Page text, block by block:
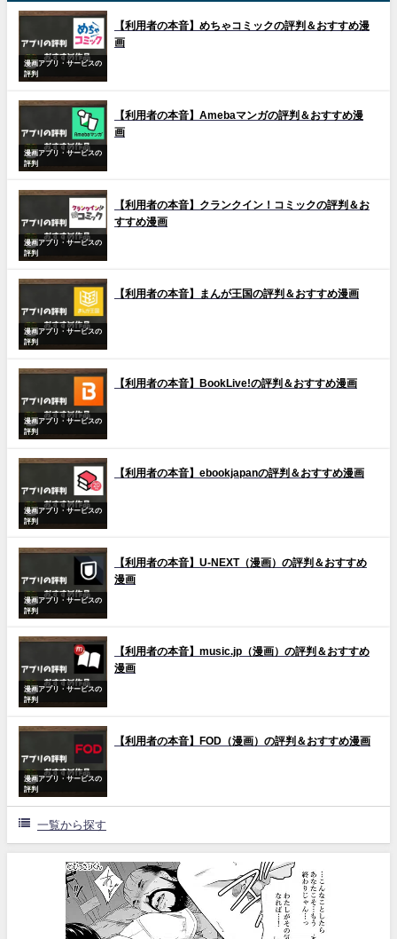
漫画アプリ・サービスの
評判
【利用者の本音】めちゃコミックの評判＆おすすめ漫
画
漫画アプリ・サービスの
評判
【利用者の本音】Amebaマンガの評判＆おすすめ漫
画
漫画アプリ・サービスの
評判
【利用者の本音】クランクイン！コミックの評判＆お
すすめ漫画
漫画アプリ・サービスの
評判
【利用者の本音】まんが王国の評判＆おすすめ漫画
漫画アプリ・サービスの
評判
【利用者の本音】BookLive!の評判＆おすすめ漫画
漫画アプリ・サービスの
評判
【利用者の本音】ebookjapanの評判＆おすすめ漫画
漫画アプリ・サービスの
評判
【利用者の本音】U-NEXT（漫画）の評判＆おすすめ
漫画
漫画アプリ・サービスの
評判
【利用者の本音】music.jp（漫画）の評判＆おすすめ
漫画
漫画アプリ・サービスの
評判
【利用者の本音】FOD（漫画）の評判＆おすすめ漫画
一覧から探す